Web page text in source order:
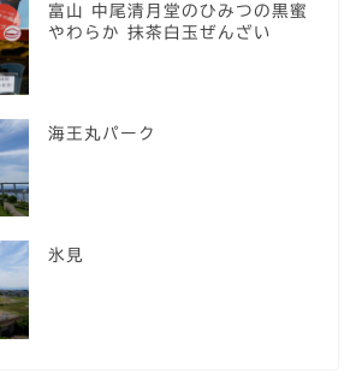
富山 中尾清月堂のひみつの黒蜜
やわらか 抹茶白玉ぜんざい
海王丸パーク
氷見